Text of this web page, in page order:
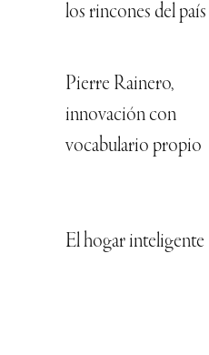
los rincones del país
Pierre Rainero,
innovación con
vocabulario propio
El hogar inteligente